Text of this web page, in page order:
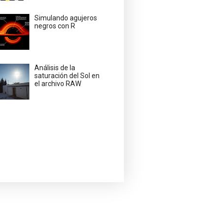
Simulando agujeros
negros con R
Análisis de la
saturación del Sol en
el archivo RAW